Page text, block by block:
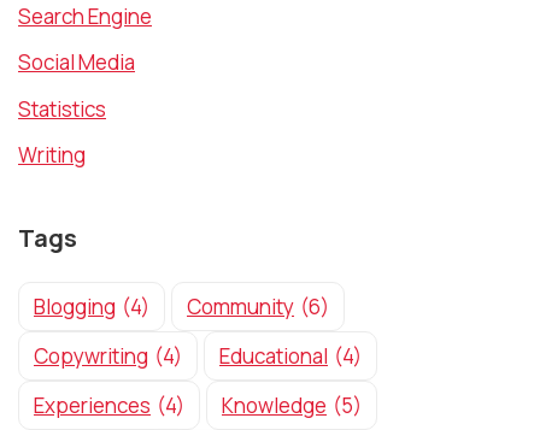
Search Engine
Social Media
Statistics
Writing
Tags
Blogging (4) Community (6)
Copywriting (4) Educational (4)
Experiences (4) Knowledge (5)